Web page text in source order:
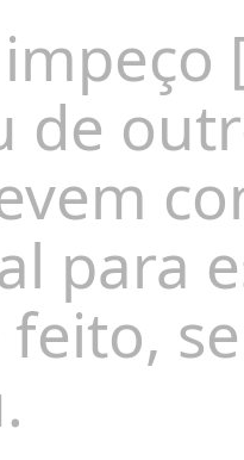
de
para